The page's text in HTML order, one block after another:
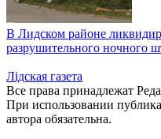
В Лидском районе
разрушительного ночного
Лiдская газета
Все права принадлежат
При использовании
автора обязательна.